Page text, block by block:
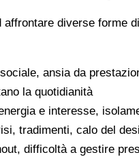
diverse
ansia da
la quotidianità
e interesse,
tradimenti, calo del
difficoltà a gestire